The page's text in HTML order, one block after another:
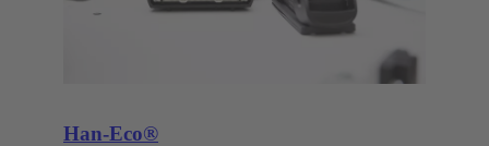
Han-Eco®